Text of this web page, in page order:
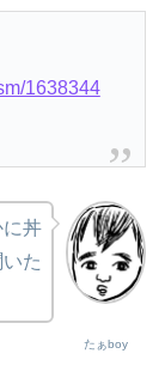
1638344
たぁboy
丼
た